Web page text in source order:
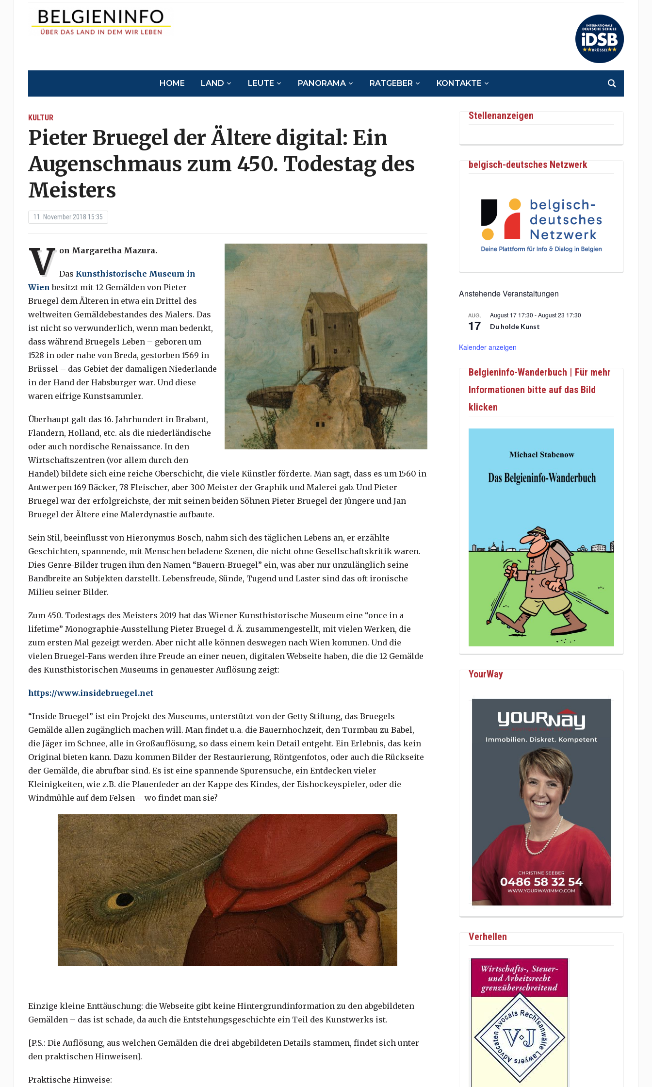
HOME LAND LEUTE PANORAMA RATGEBER KONTAKTE
KULTUR
Pieter Bruegel der Ältere digital: Ein
Augenschmaus zum 450. Todestag des
Meisters
11. November 2018 15:35
V on Margaretha Mazura.
Das Kunsthistorische Museum in
Wien besitzt mit 12 Gemälden von Pieter
Bruegel dem Älteren in etwa ein Drittel des
weltweiten Gemäldebestandes des Malers. Das
ist nicht so verwunderlich, wenn man bedenkt,
dass während Bruegels Leben – geboren um
1528 in oder nahe von Breda, gestorben 1569 in
Brüssel – das Gebiet der damaligen Niederlande
in der Hand der Habsburger war. Und diese
waren eifrige Kunstsammler.
Überhaupt galt das 16. Jahrhundert in Brabant,
Flandern, Holland, etc. als die niederländische
oder auch nordische Renaissance. In den
Wirtschaftszentren (vor allem durch den
Handel) bildete sich eine reiche Oberschicht, die viele Künstler förderte. Man sagt, dass es um 1560 in
Antwerpen 169 Bäcker, 78 Fleischer, aber 300 Meister der Graphik und Malerei gab. Und Pieter
Bruegel war der erfolgreichste, der mit seinen beiden Söhnen Pieter Bruegel der Jüngere und Jan
Bruegel der Ältere eine Malerdynastie aufbaute.
Sein Stil, beeinflusst von Hieronymus Bosch, nahm sich des täglichen Lebens an, er erzählte
Geschichten, spannende, mit Menschen beladene Szenen, die nicht ohne Gesellschaftskritik waren.
Dies Genre-Bilder trugen ihm den Namen “Bauern-Bruegel” ein, was aber nur unzulänglich seine
Bandbreite an Subjekten darstellt. Lebensfreude, Sünde, Tugend und Laster sind das oft ironische
Milieu seiner Bilder.
Zum 450. Todestags des Meisters 2019 hat das Wiener Kunsthistorische Museum eine “once in a
lifetime” Monographie-Ausstellung Pieter Bruegel d. Ä. zusammengestellt, mit vielen Werken, die
zum ersten Mal gezeigt werden. Aber nicht alle können deswegen nach Wien kommen. Und die
vielen Bruegel-Fans werden ihre Freude an einer neuen, digitalen Webseite haben, die die 12 Gemälde
des Kunsthistorischen Museums in genauester Auflösung zeigt:
https://www.insidebruegel.net
“Inside Bruegel” ist ein Projekt des Museums, unterstützt von der Getty Stiftung, das Bruegels
Gemälde allen zugänglich machen will. Man findet u.a. die Bauernhochzeit, den Turmbau zu Babel,
die Jäger im Schnee, alle in Großauflösung, so dass einem kein Detail entgeht. Ein Erlebnis, das kein
Original bieten kann. Dazu kommen Bilder der Restaurierung, Röntgenfotos, oder auch die Rückseite
der Gemälde, die abrufbar sind. Es ist eine spannende Spurensuche, ein Entdecken vieler
Kleinigkeiten, wie z.B. die Pfauenfeder an der Kappe des Kindes, der Eishockeyspieler, oder die
Windmühle auf dem Felsen – wo findet man sie?
Einzige kleine Enttäuschung: die Webseite gibt keine Hintergrundinformation zu den abgebildeten
Gemälden – das ist schade, da auch die Entstehungsgeschichte ein Teil des Kunstwerks ist.
[P.S.: Die Auflösung, aus welchen Gemälden die drei abgebildeten Details stammen, findet sich unter
den praktischen Hinweisen].
Praktische Hinweise:
Stellenanzeigen
belgisch-deutsches Netzwerk
Anstehende Veranstaltungen
AUG.
17
August 17 17:30 -August 23 17:30
Du holde Kunst
Kalender anzeigen
Belgieninfo-Wanderbuch | Für mehr
Informationen bitte auf das Bild
klicken
YourWay
Verhellen